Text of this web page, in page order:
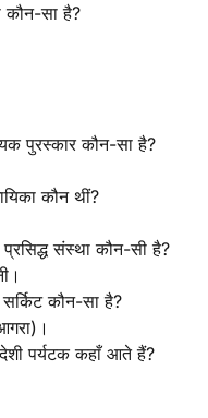
कौन-सा है?
पुरस्कार कौन-सा है?
कौन थीं?
संस्था कौन-सी है?
कौन-सा है?
पर्यटक कहाँ आते हैं?